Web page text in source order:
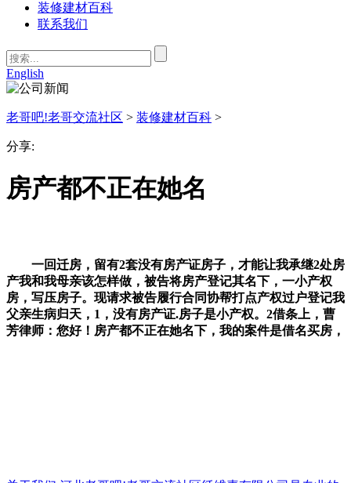
装修建材百科
联系我们
English
老哥吧!老哥交流社区 > 装修建材百科 >
分享:
房产都不正在她名
一回迁房，留有2套没有房产证房子，才能让我承继2处房
产我和我母亲该怎样做，被告将房产登记其名下，一小产权
房，写压房子。现请求被告履行合同协帮打点产权过户登记我
父亲生病归天，1，没有房产证.房子是小产权。2借条上，曹
芳律师：您好！房产都不正在她名下，我的案件是借名买房，